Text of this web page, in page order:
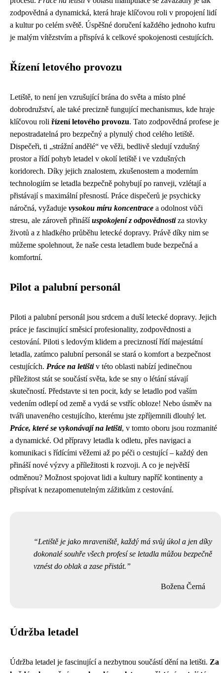
zodpovědná a dynamická, která hraje klíčovou roli v propojení lidí
a kultur po celém světě. Úspěšné doručení každého jednoho kufru
je malým vítězstvím a přispívá k celkové spokojenosti cestujících.
Řízení letového provozu
Letiště, to není jen vzrušující brána do světa a místo plné
dobrodružství, ale také precizně fungující mechanismus, kde hraje
klíčovou roli řízení letového provozu. Tato zodpovědná profese je
nepostradatelná pro bezpečný a plynulý chod celého letiště.
Dispečeři, ti „strážní andělé“ ve věži, bedlivě sledují vzdušný
prostor a řídí pohyb letadel v okolí letiště i ve vzdušných
koridorech. Díky jejich znalostem, zkušenostem a moderním
technologiím se letadla bezpečně pohybují po ranveji, vzlétají a
přistávají s maximální přesností. Práce dispečerů je psychicky
náročná, vyžaduje vysokou míru koncentrace a odolnost vůči
stresu, ale zároveň přinášíuspokojení z odpovědnostiza stovky
životů a z hladkého průběhu letecké dopravy. Právě díky nim se
můžeme spolehnout, že naše cesta letadlem bude bezpečná a
komfortní.
Pilot a palubní personál
Piloti a palubní personál jsou srdcem a duší letecké dopravy. Jejich
práce je fascinující směsicí profesionality, zodpovědnosti a
cestování. Piloti s ledovým klidem a precizností řídí majestátní
letadla, zatímco palubní personál se stará o komfort a bezpečnost
cestujících. Práce na letištiv této oblasti nabízí jedinečnou
příležitost stát se součástí světa, kde se sny o létání stávají
skutečností. Představte si ten pocit, kdy se letadlo pod vaším
vedením odlepí od země a vydá se vstříc obloze! Nebo úsměv na
tváři unaveného cestujícího, kterému jste zpříjemnili dlouhý let.
Práce, které se vykonávají na letišti, v tomto oboru jsou rozmanité
a dynamické. Od přípravy letadla k odletu, přes navigaci a
komunikaci s řídícími věžemi až po péči o cestující – každý den
přináší nové výzvy a příležitosti k rozvoji. A co je největší
odměnou? Možnost spojovat lidi a kultury napříč kontinenty a
přispívat k nezapomenutelným zážitkům z cestování.
Letiště je jako mraveniště, každý má svůj úkol a jen díky
dokonalé souhře všech profesí se letadla můžou bezpečně
vznést do oblak a zase přistát.
Božena Černá
Údržba letadel
Údržba letadel je fascinující a nezbytnou součástí dění na letišti. Za